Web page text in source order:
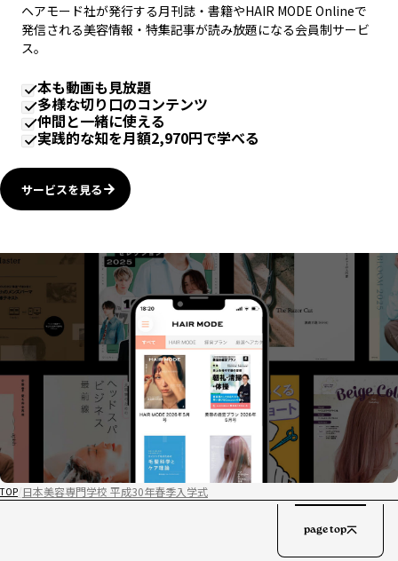
ヘアモード社が発行する月刊誌・書籍やHAIR MODE Onlineで
発信される美容情報・特集記事が読み放題になる会員制サービ
ス。
本も動画も見放題
多様な切り口のコンテンツ
仲間と一緒に使える
実践的な知を月額2,970円で学べる
サービスを見る
TOP 日本美容専門学校 平成30年春季入学式
page top